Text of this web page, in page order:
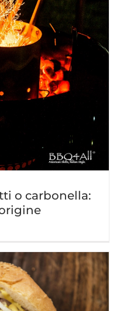
o carbonella: